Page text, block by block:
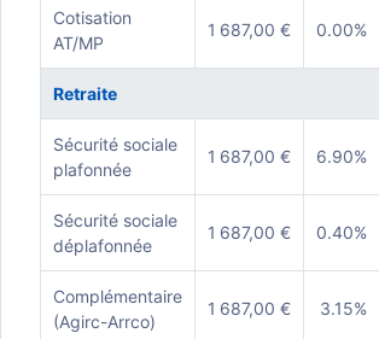
Cotisation
AT/MP
1 687,00 € 0.00%
Retraite
Sécurité sociale
plafonnée
1 687,00 € 6.90%
Sécurité sociale
déplafonnée
1 687,00 € 0.40%
Complémentaire
(Agirc-Arrco)
1 687,00 € 3.15%